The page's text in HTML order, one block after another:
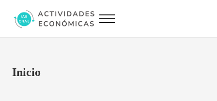
Actividades Económicas IAE CNAE
Menu
Inicio